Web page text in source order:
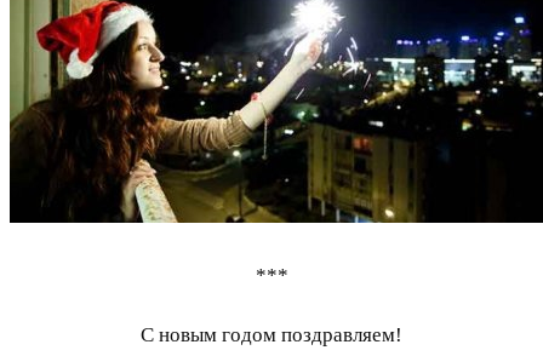
***
С новым годом поздравляем!